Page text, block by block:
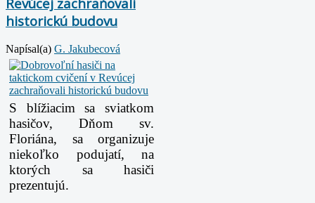
historickú budovu
Napísal(a) G. Jakubecová
S blížiacim sa sviatkom
hasičov, Dňom sv.
Floriána, sa organizuje
niekoľko podujatí, na
ktorých sa hasiči
prezentujú.